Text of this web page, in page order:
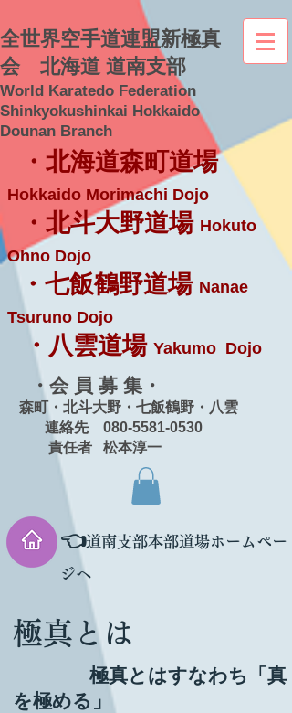
全世界空手道連盟新極真
会 北海道 道南支部
World Karatedo Federation
Shinkyokushinkai Hokkaido
Dounan Branch
・北海道森町道場
Hokkaido Morimachi Dojo
・北斗大野道場 Hokuto
Ohno Dojo
・七飯鶴野道場 Nanae
Tsuruno Dojo
・八雲道場 Yakumo Dojo
・会 員 募 集・
森町・北斗大野・七飯鶴野・八雲
連絡先 080-5581-0530
責任者 松本淳一
👈道南支部本部道場ホームペー
ジへ
極真とは
極真とはすなわち「真
を極める」